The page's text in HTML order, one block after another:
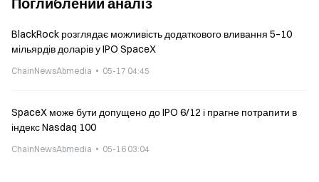
BlackRock розглядає можливість додаткового вливання 5–10
мільярдів доларів у IPO SpaceX
ChainNewsAbmedia 05-17 04:45
SpaceX може бути допущено до IPO 6/12 і прагне потрапити в
індекс Nasdaq 100
ChainNewsAbmedia 05-16 03:04